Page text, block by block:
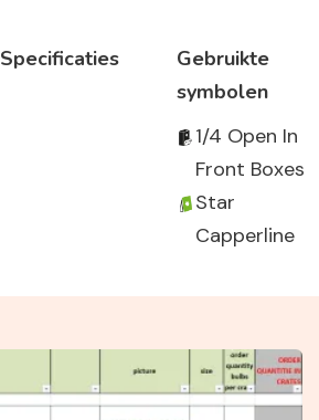
Specificaties
Gebruikte
symbolen
1/4 Open In
Front Boxes
Star
Capperline